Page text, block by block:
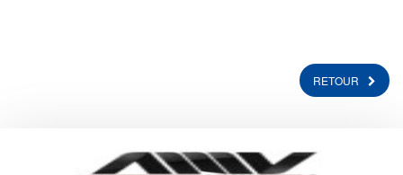
RETOUR